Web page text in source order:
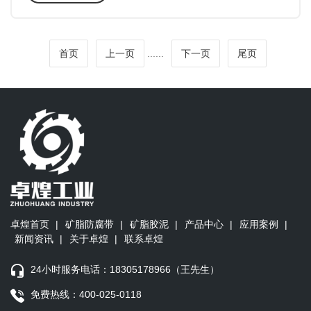
首页 上一页 ...... 下一页 尾页
卓煌首页 | 矿脂防腐带 | 矿脂胶泥 | 产品中心 | 应用案例
|
新闻资讯
| 关于卓煌 | 联系卓煌
24小时服务电话：18305178966（王先生）
免费热线：400-025-0118